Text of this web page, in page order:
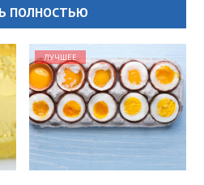
ПОЛНОСТЬЮ
ЛУЧШЕЕ